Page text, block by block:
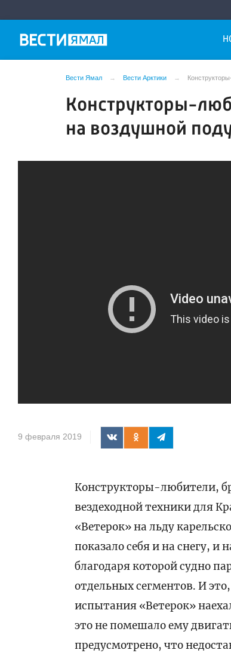
Вести Ямал Вести Арктики
Конструкторы-
на воздушной
9 февраля 2019
Конструкторы-любители,
вездеходной техники для
«Ветерок» на льду
показало себя и на снегу,
благодаря которой судно
отдельных сегментов. И
испытания «Ветерок»
это не помешало ему
предусмотрено, что